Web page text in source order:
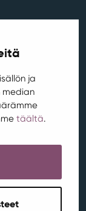
ja
median
täältä.